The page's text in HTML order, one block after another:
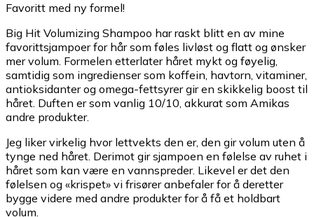
Favoritt med ny formel!
Big Hit Volumizing Shampoo har raskt blitt en av mine
favorittsjampoer for hår som føles livløst og flatt og ønsker
mer volum. Formelen etterlater håret mykt og føyelig,
samtidig som ingredienser som koffein, havtorn, vitaminer,
antioksidanter og omega-fettsyrer gir en skikkelig boost til
håret. Duften er som vanlig 10/10, akkurat som Amikas
andre produkter.
Jeg liker virkelig hvor lettvekts den er, den gir volum uten å
tynge ned håret. Derimot gir sjampoen en følelse av ruhet i
håret som kan være en vannspreder. Likevel er det den
følelsen og «krispet» vi frisører anbefaler for å deretter
bygge videre med andre produkter for å få et holdbart
volum.